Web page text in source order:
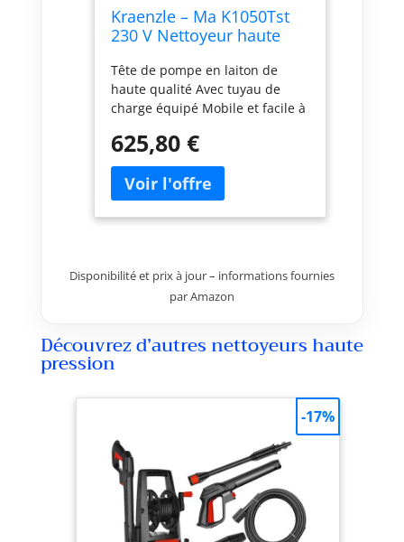
Kraenzle – Ma K1050Tst
230 V Nettoyeur haute
Tête de pompe en laiton de
haute qualité Avec tuyau de
charge équipé Mobile et facile à
comme tuyau, pistolet et crasse
130 bar de pression de travail et
160 bars de max
625,80 €
Disponibilité et prix à jour – informations fournies
par Amazon
Découvrez d’autres nettoyeurs haute
pression
-17%